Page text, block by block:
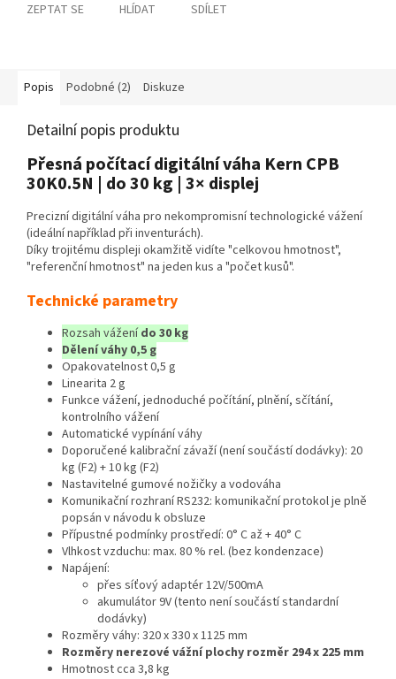
ZEPTAT SE HLÍDAT SDÍLET
Popis Podobné (2) Diskuze
Detailní popis produktu
Přesná počítací digitální váha Kern CPB
30K0.5N | do 30 kg | 3× displej
Precizní digitální váha pro nekompromisní technologické vážení
(ideální například při inventurách).
Díky trojitému displeji okamžitě vidíte "celkovou hmotnost",
"referenční hmotnost" na jeden kus a "počet kusů".
Technické parametry
Rozsah váženído 30 kg
Dělení váhy 0,5 g
Opakovatelnost 0,5 g
Linearita 2 g
Funkce vážení, jednoduché počítání, plnění, sčítání,
kontrolního vážení
Automatické vypínání váhy
Doporučené kalibrační závaží (není součástí dodávky): 20
kg (F2) + 10 kg (F2)
Nastavitelné gumové nožičky a vodováha
Komunikační rozhraní RS232: komunikační protokol je plně
popsán v návodu k obsluze
Přípustné podmínky prostředí: 0° C až + 40° C
Vlhkost vzduchu: max. 80 % rel. (bez kondenzace)
Napájení:
přes síťový adaptér 12V/500mA
akumulátor 9V (tento není součástí standardní
dodávky)
Rozměry váhy: 320 x 330 x 1125 mm
Rozměry nerezové vážní plochy rozměr 294 x 225 mm
Hmotnost cca 3,8 kg